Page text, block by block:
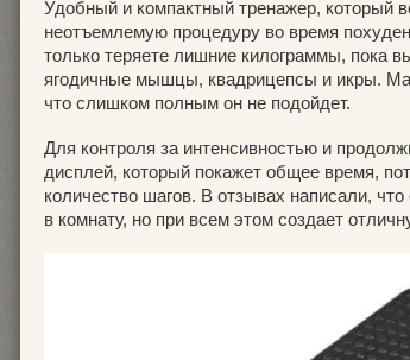
Удобный и компактный тренажер, который
неотъемлемую процедуру во время
только теряете лишние килограммы, пока
ягодичные мышцы, квадрицепсы и икры.
что слишком полным он не подойдет.
Для контроля за интенсивностью и
дисплей, который покажет общее время,
количество шагов. В отзывах написали,
в комнату, но при всем этом создает